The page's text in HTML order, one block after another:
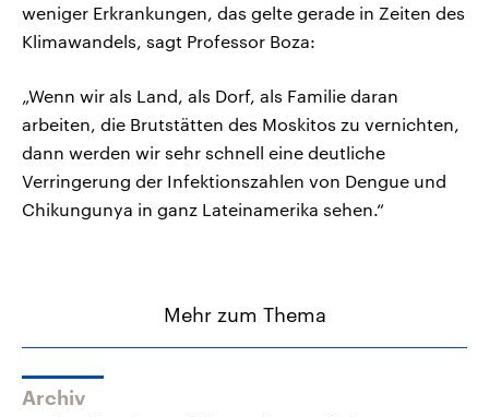
weniger Erkrankungen, das gelte gerade in Zeiten des
Klimawandels, sagt Professor Boza:
„Wenn wir als Land, als Dorf, als Familie daran
arbeiten, die Brutstätten des Moskitos zu vernichten,
dann werden wir sehr schnell eine deutliche
Verringerung der Infektionszahlen von Dengue und
Chikungunya in ganz Lateinamerika sehen.“
Mehr zum Thema
Archiv